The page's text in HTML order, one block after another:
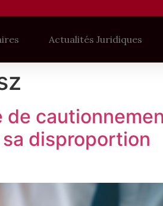
Actualités Juridiques
de
disproportion